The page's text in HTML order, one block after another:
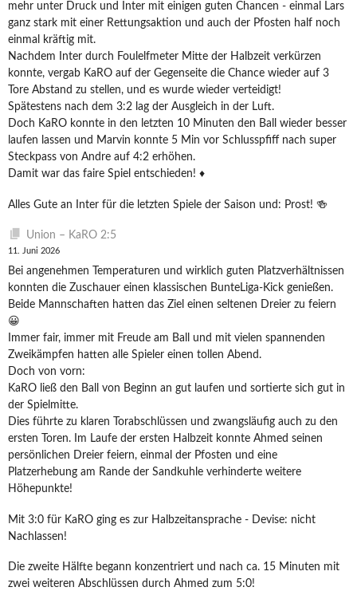
mehr unter Druck und Inter mit einigen guten Chancen - einmal Lars
ganz stark mit einer Rettungsaktion und auch der Pfosten half noch
einmal kräftig mit.
Nachdem Inter durch Foulelfmeter Mitte der Halbzeit verkürzen
konnte, vergab KaRO auf der Gegenseite die Chance wieder auf 3
Tore Abstand zu stellen, und es wurde wieder verteidigt!
Spätestens nach dem 3:2 lag der Ausgleich in der Luft.
Doch KaRO konnte in den letzten 10 Minuten den Ball wieder besser
laufen lassen und Marvin konnte 5 Min vor Schlusspfiff nach super
Steckpass von Andre auf 4:2 erhöhen.
Damit war das faire Spiel entschieden! ♦️
Alles Gute an Inter für die letzten Spiele der Saison und: Prost! 🍻
Union – KaRO 2:5
11. Juni 2026
Bei angenehmen Temperaturen und wirklich guten Platzverhältnissen
konnten die Zuschauer einen klassischen BunteLiga-Kick genießen.
Beide Mannschaften hatten das Ziel einen seltenen Dreier zu feiern
😀
Immer fair, immer mit Freude am Ball und mit vielen spannenden
Zweikämpfen hatten alle Spieler einen tollen Abend.
Doch von vorn:
KaRO ließ den Ball von Beginn an gut laufen und sortierte sich gut in
der Spielmitte.
Dies führte zu klaren Torabschlüssen und zwangsläufig auch zu den
ersten Toren. Im Laufe der ersten Halbzeit konnte Ahmed seinen
persönlichen Dreier feiern, einmal der Pfosten und eine
Platzerhebung am Rande der Sandkuhle verhinderte weitere
Höhepunkte!
Mit 3:0 für KaRO ging es zur Halbzeitansprache - Devise: nicht
Nachlassen!
Die zweite Hälfte begann konzentriert und nach ca. 15 Minuten mit
zwei weiteren Abschlüssen durch Ahmed zum 5:0!